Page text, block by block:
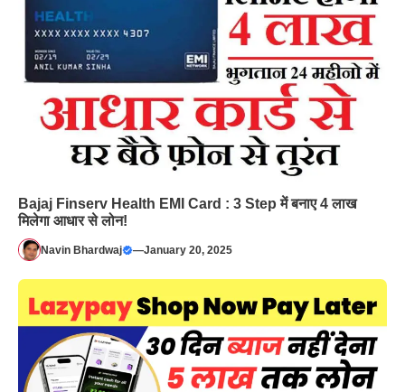
Bajaj Finserv Health EMI Card : 3 Step में बनाए 4 लाख
मिलेगा आधार से लोन!
Navin Bhardwaj —January 20, 2025